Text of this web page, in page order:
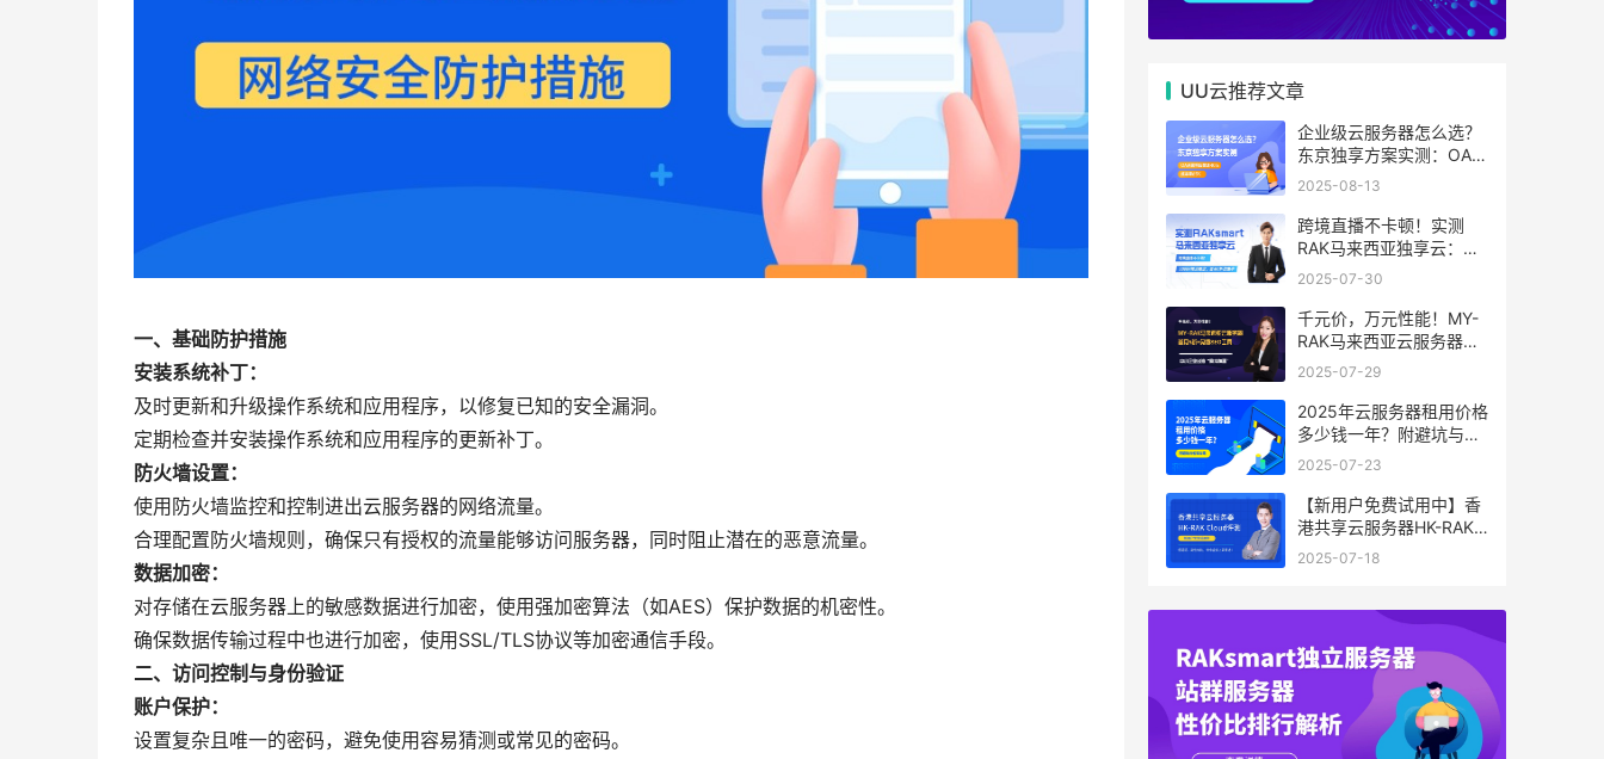
一、基础防护措施
安装系统补丁：
及时更新和升级操作系统和应用程序，以修复已知的安全漏洞。
定期检查并安装操作系统和应用程序的更新补丁。
防火墙设置：
使用防火墙监控和控制进出云服务器的网络流量。
合理配置防火墙规则，确保只有授权的流量能够访问服务器，同时阻止潜在的恶意流量。
数据加密：
对存储在云服务器上的敏感数据进行加密，使用强加密算法（如AES）保护数据的机密性。
确保数据传输过程中也进行加密，使用SSL/TLS协议等加密通信手段。
二、访问控制与身份验证
账户保护：
设置复杂且唯一的密码，避免使用容易猜测或常见的密码。
UU云推荐文章
企业级云服务器怎么选？
东京独享方案实测：OA系
统响应提速40%，成本降
2025-08-13
跨境直播不卡顿！实测
RAK马来西亚独享云：
1080P推流稳定，首月6
2025-07-30
千元价，万元性能！MY-
RAK马来西亚云服务器：
首月5折+免费SEO工具，
2025-07-29
2025年云服务器租用价格
多少钱一年？附避坑与省
钱攻略
2025-07-23
【新用户免费试用中】香
港共享云服务器HK-RAK
Cloud评测：低延迟、高
2025-07-18